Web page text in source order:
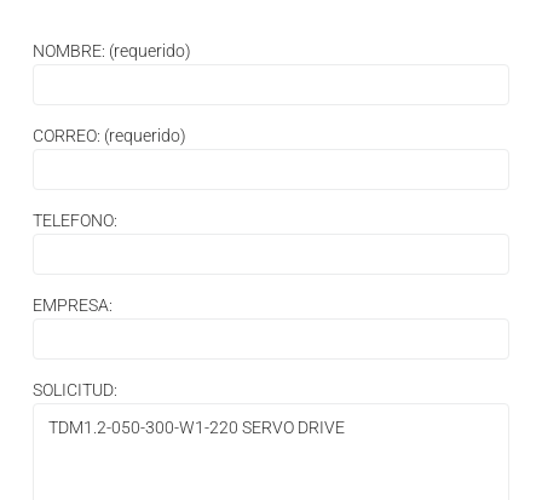
NOMBRE: (requerido)
CORREO: (requerido)
TELEFONO:
EMPRESA:
SOLICITUD: